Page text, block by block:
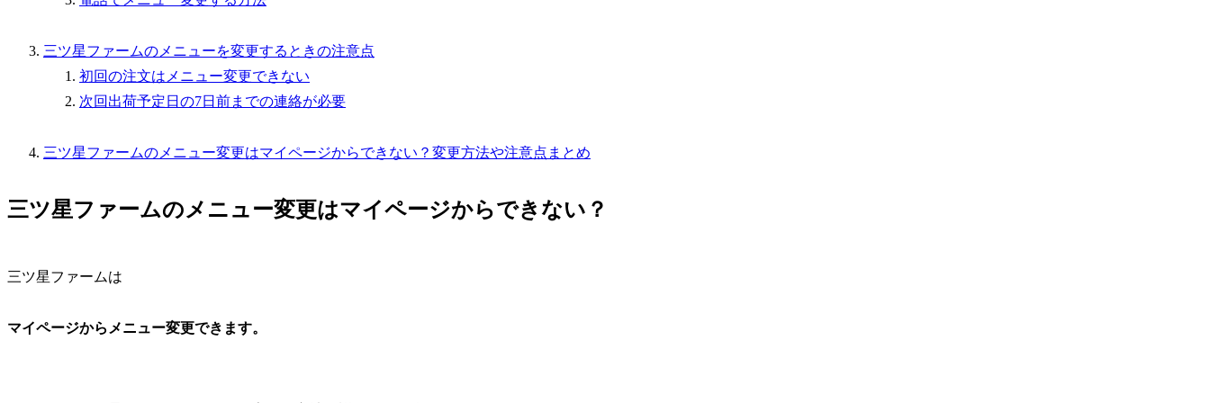
三ツ星ファームのメニューを変更するときの注意点
初回の注文はメニュー変更できない
次回出荷予定日の7日前までの連絡が必要
三ツ星ファームのメニュー変更はマイページからできない？変更方法や注意点まとめ
三ツ星ファームのメニュー変更はマイページからできない？
三ツ星ファームは
マイページからメニュー変更できます。